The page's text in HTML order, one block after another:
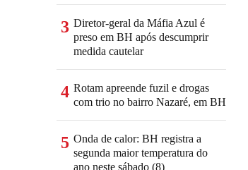
3 Diretor-geral da Máfia Azul é
preso em BH após descumprir
medida cautelar
4 Rotam apreende fuzil e drogas
com trio no bairro Nazaré, em BH
5 Onda de calor: BH registra a
segunda maior temperatura do
ano neste sábado (8)